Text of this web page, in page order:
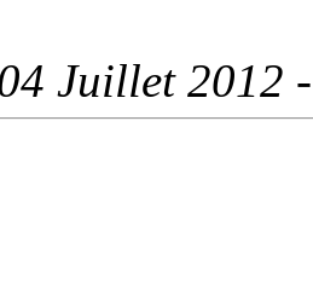
Juillet 2012